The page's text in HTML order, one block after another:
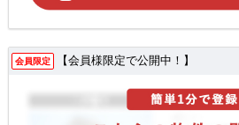
会員限定 【会員様限定で公開中！】